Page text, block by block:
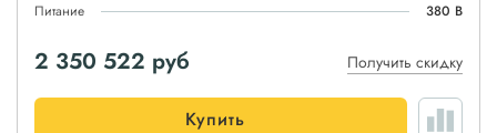
Питание
380 В
2 350 522 руб Получить скидку
Купить